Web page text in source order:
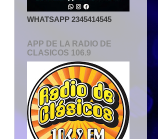
WHATSAPP 2345414545
APP DE LA RADIO DE
CLASICOS 106.9